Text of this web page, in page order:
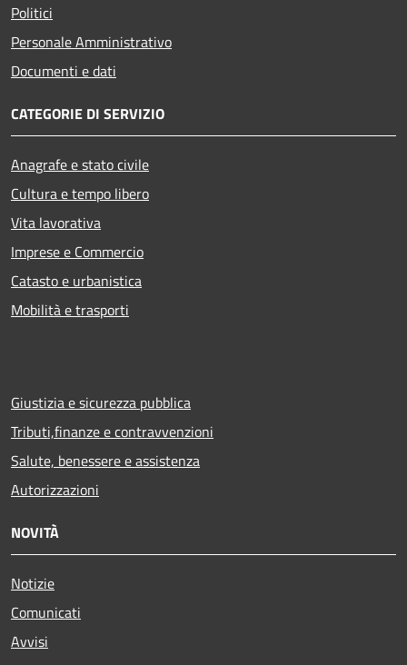
Politici
Personale Amministrativo
Documenti e dati
CATEGORIE DI SERVIZIO
Anagrafe e stato civile
Cultura e tempo libero
Vita lavorativa
Imprese e Commercio
Catasto e urbanistica
Mobilità e trasporti
Giustizia e sicurezza pubblica
Tributi,finanze e contravvenzioni
Salute, benessere e assistenza
Autorizzazioni
NOVITÀ
Notizie
Comunicati
Avvisi